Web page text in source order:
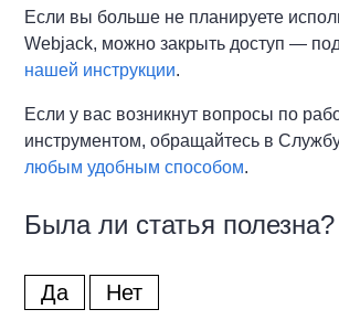
Если вы больше не планируете
Webjack, можно закрыть доступ —
нашей инструкции.
Если у вас возникнут вопросы по
инструментом, обращайтесь в
любым удобным способом.
Была ли статья полезна?
Да Нет